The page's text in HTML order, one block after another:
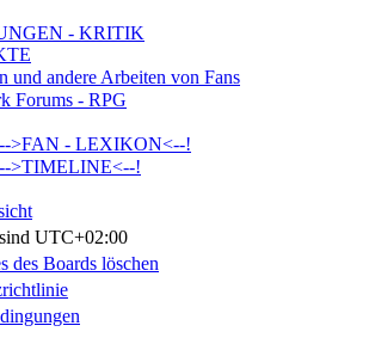
- KRITIK
andere Arbeiten von Fans
Forums - RPG
>FAN - LEXIKON<--!
>TIMELINE<--!
UTC+02:00
des Boards löschen